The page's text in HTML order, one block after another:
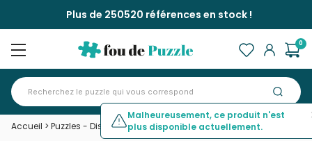
Plus de 250520 références en stock !
0
Accueil > Puzzles - Disney>Ariel, Jolie Petite Sirène
Malheureusement, ce produit n'est
plus disponible actuellement.